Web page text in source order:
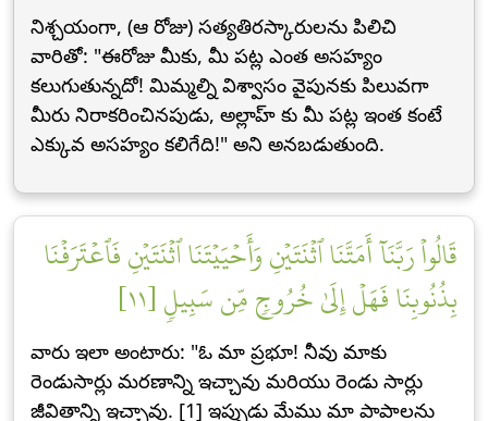
నిశ్చయంగా, (ఆ రోజు) సత్యతిరస్కారులను పిలిచి
వారితో: "ఈరోజు మీకు, మీ పట్ల ఎంత అసహ్యం
కలుగుతున్నదో! మిమ్మల్ని విశ్వాసం వైపునకు పిలువగా
మీరు నిరాకరించినపుడు, అల్లాహ్ కు మీ పట్ల ఇంత కంటే
ఎక్కువ అసహ్యం కలిగేది!" అని అనబడుతుంది.
قَالُواْ رَبَّنَآ أَمَتَّنَا ٱثۡنَتَيۡنِ وَأَحۡيَيۡتَنَا ٱثۡنَتَيۡنِ فَٱعۡتَرَفۡنَا
بِذُنُوبِنَا فَهَلۡ إِلَىٰ خُرُوجٖ مِّن سَبِيلٖ [١١]
వారు ఇలా అంటారు: "ఓ మా ప్రభూ! నీవు మాకు
రెండుసార్లు మరణాన్ని ఇచ్చావు మరియు రెండు సార్లు
జీవితాన్ని ఇచ్చావు. [1] ఇప్పుడు మేము మా పాపాలను